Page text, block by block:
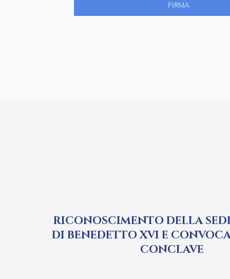
FIRMA
RICONOSCIMENTO DELLA
DI BENEDETTO XVI E
CONCLAVE